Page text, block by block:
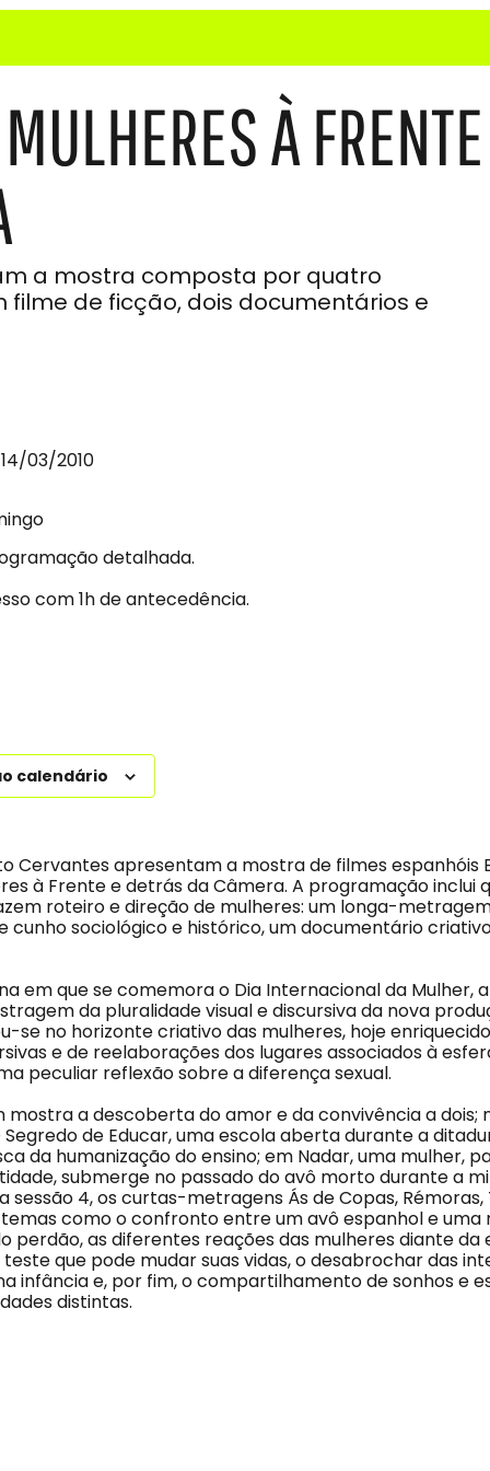
À
a mostra composta por quatro
de ficção, dois documentários e
03/2010
detalhada.
com 1h de antecedência.
calendário
Cervantes apresentam a mostra de filmes espanhóis
à Frente e detrás da Câmera. A programação inclui
roteiro e direção de mulheres: um longa-
cunho sociológico e histórico, um documentário
em que se comemora o Dia Internacional da Mulher,
da pluralidade visual e discursiva da nova
se no horizonte criativo das mulheres, hoje
e de reelaborações dos lugares associados à
peculiar reflexão sobre a diferença sexual.
mostra a descoberta do amor e da convivência a dois;
de Educar, uma escola aberta durante a
da humanização do ensino; em Nadar, uma mulher,
submerge no passado do avô morto durante a
sessão 4, os curtas-metragens Ás de Copas, Rémoras,
como o confronto entre um avô espanhol e uma
perdão, as diferentes reações das mulheres diante da
que pode mudar suas vidas, o desabrochar das
infância e, por fim, o compartilhamento de sonhos e
distintas.